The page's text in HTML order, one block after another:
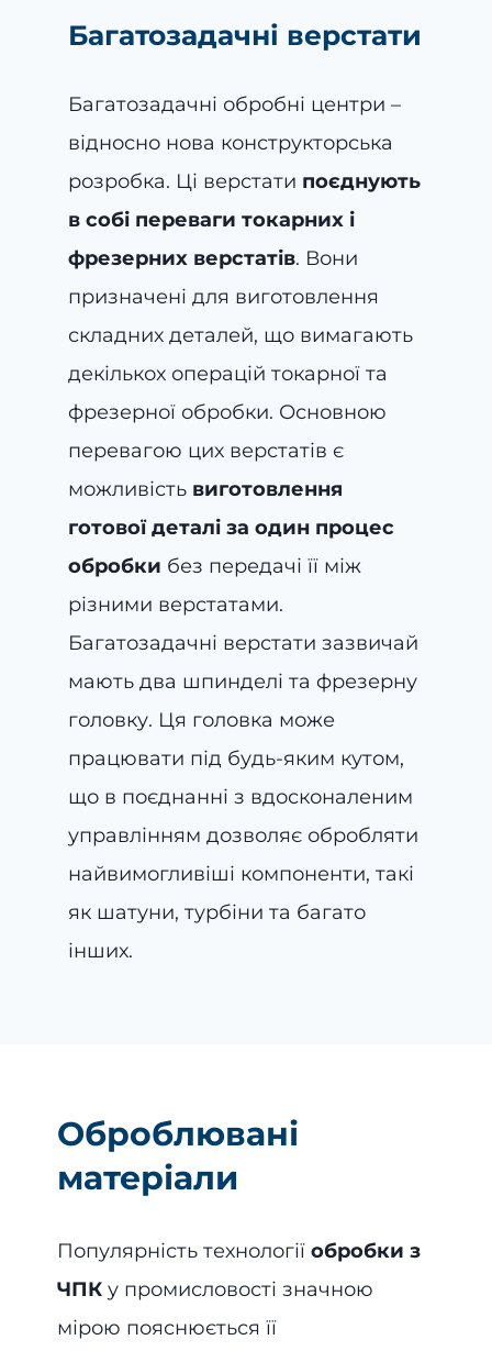
Багатозадачні верстати
Багатозадачні обробні центри –
відносно нова конструкторська
розробка. Ці верстати поєднують
в собі переваги токарних і
фрезерних верстатів. Вони
призначені для виготовлення
складних деталей, що вимагають
декількох операцій токарної та
фрезерної обробки. Основною
перевагою цих верстатів є
можливість виготовлення
готової деталі за один процес
обробки без передачі її між
різними верстатами.
Багатозадачні верстати зазвичай
мають два шпинделі та фрезерну
головку. Ця головка може
працювати під будь-яким кутом,
що в поєднанні з вдосконаленим
управлінням дозволяє обробляти
найвимогливіші компоненти, такі
як шатуни, турбіни та багато
інших.
Оброблювані
матеріали
Популярність технології обробки з
ЧПКу промисловості значною
мірою пояснюється її